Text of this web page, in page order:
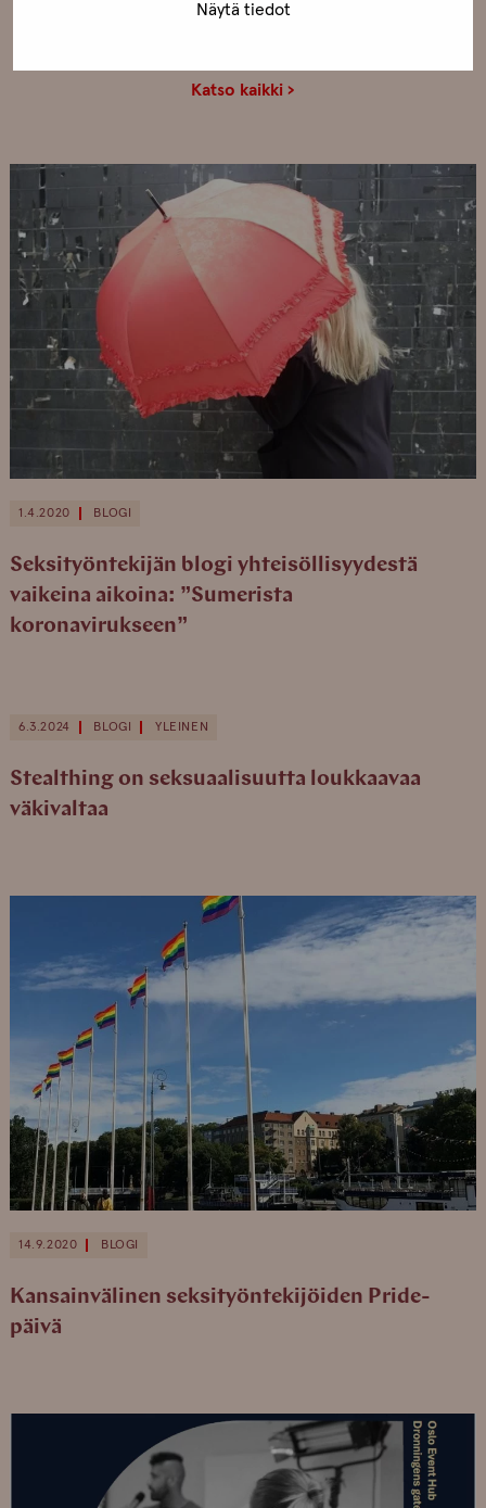
Näytä tiedot
Lisää ajankohtaisia
Katso kaikki ›
1.4.2020 BLOGI
Seksityöntekijän blogi yhteisöllisyydestä
vaikeina aikoina: ”Sumerista
koronavirukseen”
6.3.2024 BLOGI YLEINEN
Stealthing on seksuaalisuutta loukkaavaa
väkivaltaa
14.9.2020 BLOGI
Kansainvälinen seksityöntekijöiden Pride-
päivä